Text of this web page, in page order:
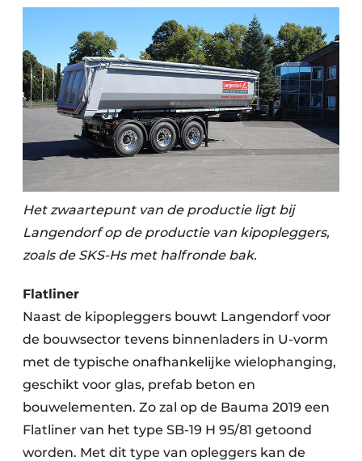
Het zwaartepunt van de productie ligt bij
Langendorf op de productie van kipopleggers,
zoals de SKS-Hs met halfronde bak.
Flatliner
Naast de kipopleggers bouwt Langendorf voor
de bouwsector tevens binnenladers in U-vorm
met de typische onafhankelijke wielophanging,
geschikt voor glas, prefab beton en
bouwelementen. Zo zal op de Bauma 2019 een
Flatliner van het type SB-19 H 95/81 getoond
worden. Met dit type van opleggers kan de